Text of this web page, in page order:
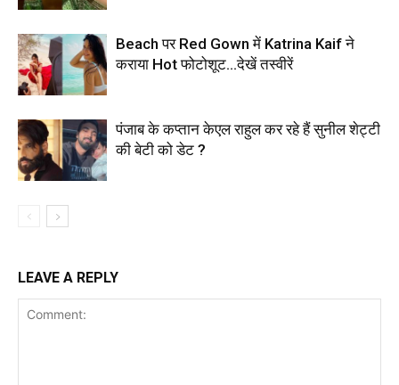
Beach पर Red Gown में Katrina Kaif ने
कराया Hot फोटोशूट…देखें तस्वीरें
पंजाब के कप्तान केएल राहुल कर रहे हैं सुनील शेट्टी
की बेटी को डेट ?
LEAVE A REPLY